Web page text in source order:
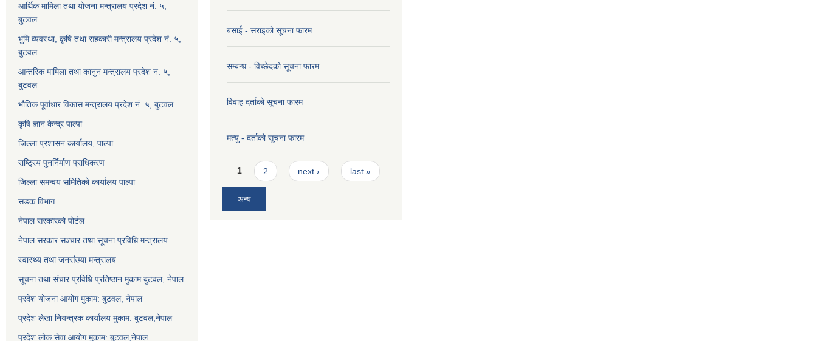
आर्थिक मामिला तथा योजना मन्त्रालय प्रदेश नं. ५,
बुटवल
भुमि व्यवस्था, कृषि तथा सहकारी मन्त्रालय प्रदेश नं. ५,
बुटवल
आन्तरिक मामिला तथा कानुन मन्त्रालय प्रदेश न. ५,
बुटवल
भौतिक पूर्वाधार विकास मन्त्रालय प्रदेश नं. ५, बुटवल
कृषि ज्ञान केन्द्र पाल्पा
जिल्ला प्रशासन कार्यालय, पाल्पा
राष्ट्रिय पुनर्निर्माण प्राधिकरण
जिल्ला समन्वय समितिको कार्यालय पाल्पा
सडक विभाग
नेपाल सरकारको पोर्टल
नेपाल सरकार सञ्‍चार तथा सूचना प्रविधि मन्त्रालय
स्वास्थ्य तथा जनसंख्या मन्त्रालय
सूचना तथा संचार प्रविधि प्रतिष्ठान मुकाम बुटवल, नेपाल
प्रदेश योजना आयोग मुकाम: बुटवल, नेपाल
प्रदेश लेखा नियन्त्रक कार्यालय मुकाम: बुटवल,नेपाल
प्रदेश लोक सेवा आयोग मुकाम: बुटवल,नेपाल
बसाई - सराइको सूचना फारम
सम्बन्ध - विच्छेदको सूचना फारम
विवाह दर्ताको सूचना फारम
मत्यु - दर्ताको सूचना फारम
Pages
1 2 next › last »
अन्य